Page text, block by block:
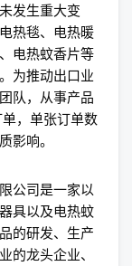
发生重大变
热毯、电热暖
电热蚊香片等
为推动出口业
队，从事产品
，单张订单数
影响。
公司是一家以
具以及电热蚊
的研发、生产
的龙头企业、